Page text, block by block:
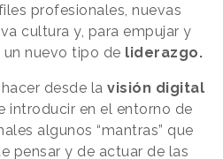
profesionales, nuevas
cultura y, para empujar y
nuevo tipo de liderazgo.
desde la visión digital
introducir en el entorno de
algunos “mantras” que
pensar y de actuar de las